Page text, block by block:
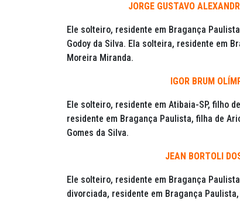
JORGE GUSTAVO
Ele solteiro, residente em Bragança
Godoy da Silva. Ela solteira, residente em
Moreira Miranda.
IGOR BRUM
Ele solteiro, residente em Atibaia-SP, filho
residente em Bragança Paulista, filha de
Gomes da Silva.
JEAN BORTOLI
Ele solteiro, residente em Bragança
divorciada, residente em Bragança